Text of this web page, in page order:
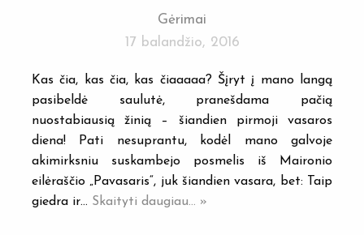
Gėrimai
17 balandžio, 2016
Kas čia, kas čia, kas čiaaaaa? Šįryt į mano langą
pasibeldė saulutė, pranešdama pačią
nuostabiausią žinią – šiandien pirmoji vasaros
diena! Pati nesuprantu, kodėl mano galvoje
akimirksniu suskambejo posmelis iš Maironio
eilėraščio „Pavasaris“, juk šiandien vasara, bet: Taip
giedra ir… Skaityti daugiau... »